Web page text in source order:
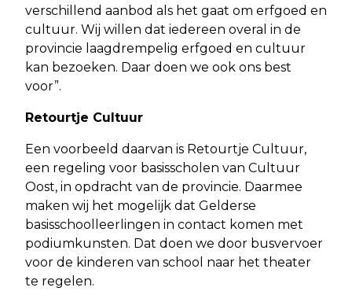
verschillend aanbod als het gaat om erfgoed en
cultuur. Wij willen dat iedereen overal in de
provincie laagdrempelig erfgoed en cultuur
kan bezoeken. Daar doen we ook ons best
voor”.
Retourtje Cultuur
Een voorbeeld daarvan is Retourtje Cultuur,
een regeling voor basisscholen van Cultuur
Oost, in opdracht van de provincie. Daarmee
maken wij het mogelijk dat Gelderse
basisschoolleerlingen in contact komen met
podiumkunsten. Dat doen we door busvervoer
voor de kinderen van school naar het theater
te regelen.